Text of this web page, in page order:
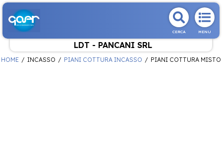
CERCA MENU
LDT - PANCANI SRL
HOME INCASSO PIANI COTTURA INCASSO PIANI COTTURA MISTO